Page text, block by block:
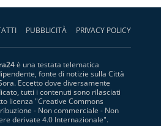
PUBBLICITÀ PRIVACY POLICY
è una testata telematica
fonte di notizie sulla Città
Eccetto dove diversamente
tutti i contenuti sono rilasciati
licenza "Creative Commons
- Non commerciale - Non
derivate 4.0 Internazionale".